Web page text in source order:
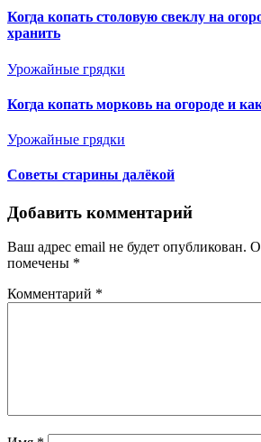
Когда копать столовую свеклу на
хранить
Урожайные грядки
Когда копать морковь на огороде и
Урожайные грядки
Советы старины далёкой
Добавить комментарий
Ваш адрес email не будет опубликован.
помечены *
Комментарий *